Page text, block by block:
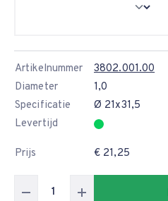
Artikelnummer
3802.001.00
Diameter
1,0
Specificatie
Ø 21x31,5
Levertijd
Prijs € 21,25